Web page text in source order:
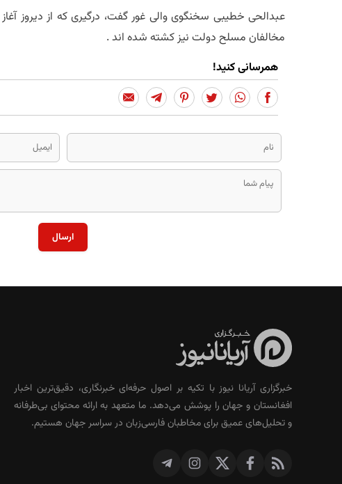
عبدالحی خطیبی سخنگوی والی غور گفت، درگیری که از دیروز
مخالفان مسلح دولت نیز کشته شده اند .
همرسانی کنید!
ارسال
خبرگزاری آریانا نیوز با تکیه بر اصول حرفه‌ای خبرنگاری، دقیق‌ترین اخبار
افغانستان و جهان را پوشش می‌دهد. ما متعهد به ارائه محتوای بی‌طرفانه
و تحلیل‌های عمیق برای مخاطبان فارسی‌زبان در سراسر جهان هستیم.